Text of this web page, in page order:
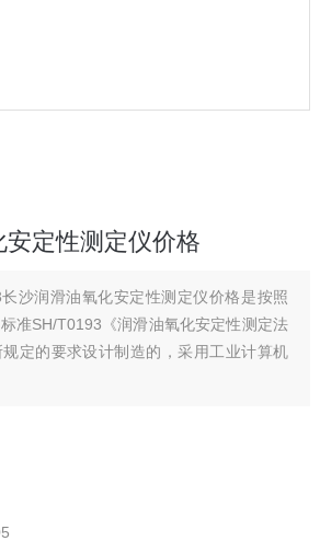
定性测定仪价格
长沙润滑油氧化安定性测定仪价格是按照
准SH/T0193《润滑油氧化安定性测定法
规定的要求设计制造的，采用工业计算机